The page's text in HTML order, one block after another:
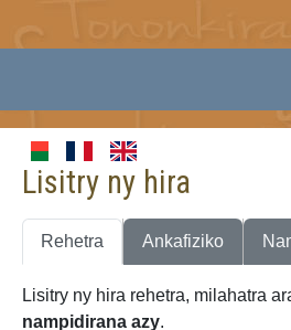
Lisitry ny hira
Rehetra Ankafiziko
Lisitry ny hira rehetra, milahatra
nampidirana azy.